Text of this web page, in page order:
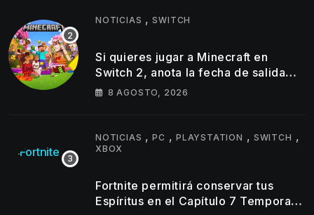
NOTICIAS ,SWITCH
Si quieres jugar a Minecraft en
Switch 2, anota la fecha de salida
del éxito de Mojang en la híbrida de
8 AGOSTO, 2026
NOTICIAS ,PC ,PLAYSTATION , SWITCH ,
XBOX
Fortnite permitirá conservar tus
Espíritus en el Capítulo 7 Temporada